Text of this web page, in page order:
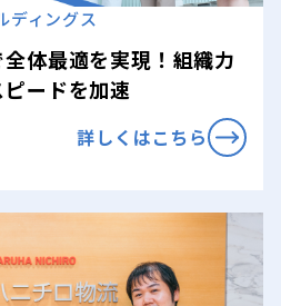
ディングス
体最適を実現！組織力
ードを加速
詳しくはこちら